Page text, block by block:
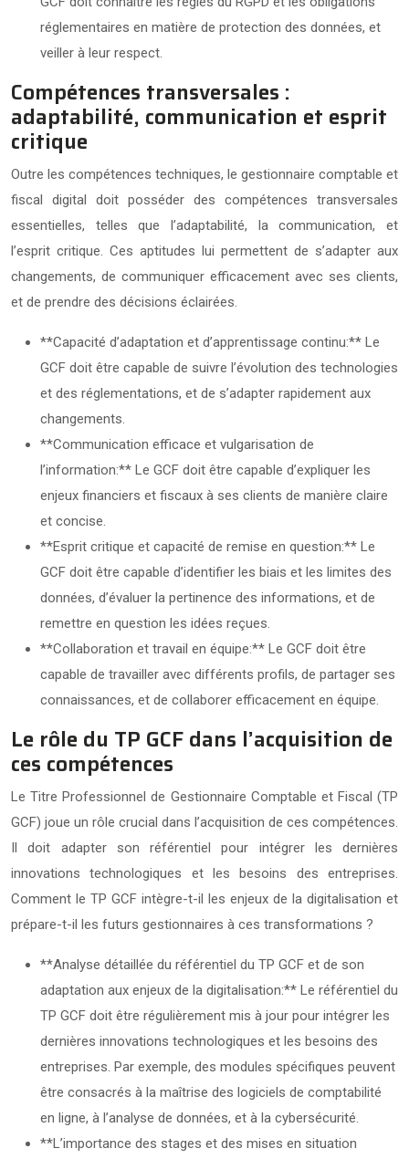
réglementaires en matière de protection des données, et
veiller à leur respect.
Compétences transversales :
adaptabilité, communication et esprit
critique
Outre les compétences techniques, le gestionnaire comptable et
fiscal digital doit posséder des compétences transversales
essentielles, telles que l’adaptabilité, la communication, et
l’esprit critique. Ces aptitudes lui permettent de s’adapter aux
changements, de communiquer efficacement avec ses clients,
et de prendre des décisions éclairées.
**Capacité d’adaptation et d’apprentissage continu:** Le
GCF doit être capable de suivre l’évolution des technologies
et des réglementations, et de s’adapter rapidement aux
changements.
**Communication efficace et vulgarisation de
l’information:** Le GCF doit être capable d’expliquer les
enjeux financiers et fiscaux à ses clients de manière claire
et concise.
**Esprit critique et capacité de remise en question:** Le
GCF doit être capable d’identifier les biais et les limites des
données, d’évaluer la pertinence des informations, et de
remettre en question les idées reçues.
**Collaboration et travail en équipe:** Le GCF doit être
capable de travailler avec différents profils, de partager ses
connaissances, et de collaborer efficacement en équipe.
Le rôle du TP GCF dans l’acquisition de
ces compétences
Le Titre Professionnel de Gestionnaire Comptable et Fiscal (TP
GCF) joue un rôle crucial dans l’acquisition de ces compétences.
Il doit adapter son référentiel pour intégrer les dernières
innovations technologiques et les besoins des entreprises.
Comment le TP GCF intègre-t-il les enjeux de la digitalisation et
prépare-t-il les futurs gestionnaires à ces transformations ?
**Analyse détaillée du référentiel du TP GCF et de son
adaptation aux enjeux de la digitalisation:** Le référentiel du
TP GCF doit être régulièrement mis à jour pour intégrer les
dernières innovations technologiques et les besoins des
entreprises. Par exemple, des modules spécifiques peuvent
être consacrés à la maîtrise des logiciels de comptabilité
en ligne, à l’analyse de données, et à la cybersécurité.
**L’importance des stages et des mises en situation